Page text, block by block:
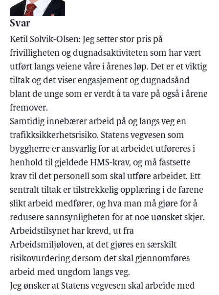
Svar
Ketil Solvik-Olsen: Jeg setter stor pris på
frivilligheten og dugnadsaktiviteten som har vært
utført langs veiene våre i årenes løp. Det er et viktig
tiltak og det viser engasjement og dugnadsånd
blant de unge som er verdt å ta vare på også i årene
fremover.
Samtidig innebærer arbeid på og langs veg en
trafikksikkerhetsrisiko. Statens vegvesen som
byggherre er ansvarlig for at arbeidet utføreres i
henhold til gjeldede HMS-krav, og må fastsette
krav til det personell som skal utføre arbeidet. Ett
sentralt tiltak er tilstrekkelig opplæring i de farene
slikt arbeid medfører, og hva man må gjøre for å
redusere sannsynligheten for at noe uønsket skjer.
Arbeidstilsynet har krevd, ut fra
Arbeidsmiljøloven, at det gjøres en særskilt
risikovurdering dersom det skal gjennomføres
arbeid med ungdom langs veg.
Jeg ønsker at Statens vegvesen skal arbeide med